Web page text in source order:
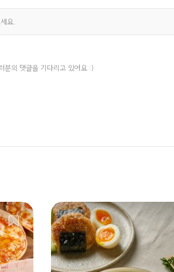
요.
분의 댓글을 기다리고 있어요 :)